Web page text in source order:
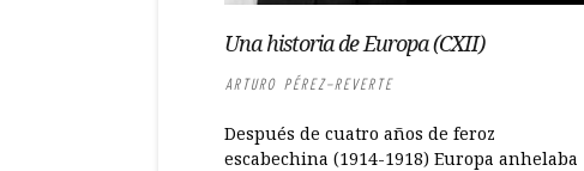
Una historia de Europa (CXII)
ARTURO PÉREZ-REVERTE
Después de cuatro años de feroz
escabechina (1914-1918) Europa anhelaba